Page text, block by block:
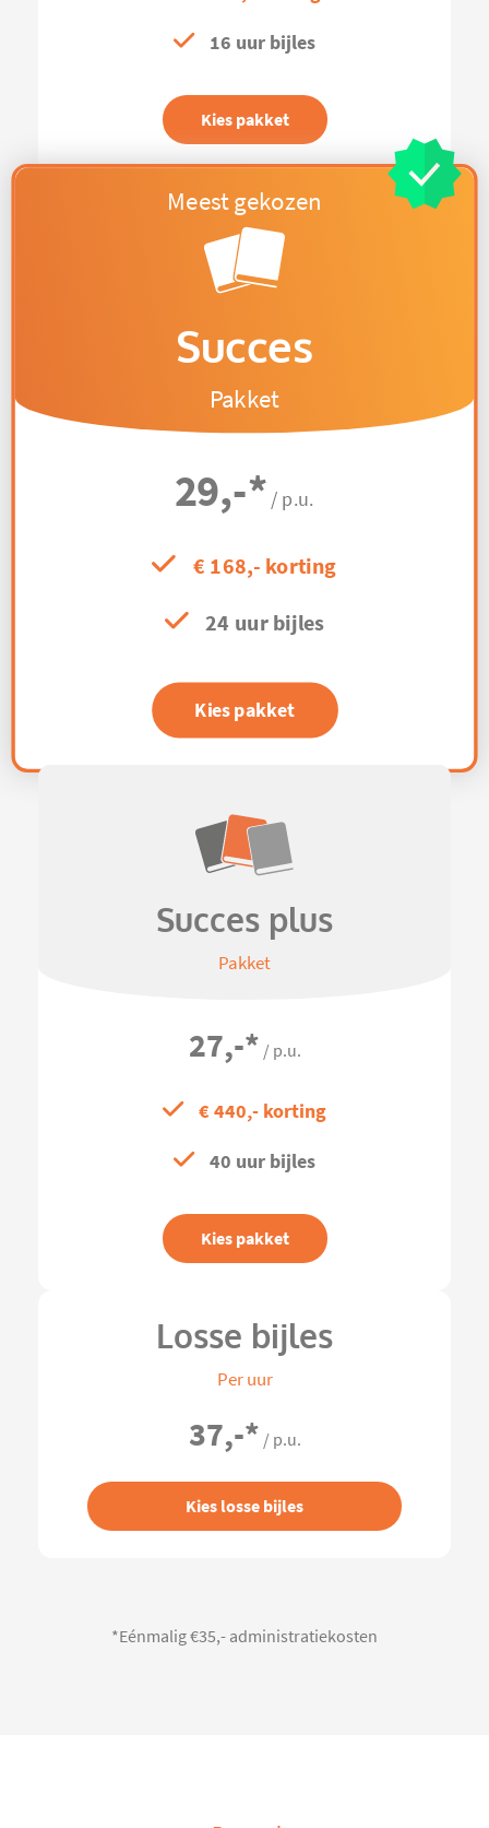
16 uur bijles
Kies pakket
Succes
Pakket
29,-* / p.u.
€ 168,- korting
24 uur bijles
Kies pakket
Succes plus
Pakket
27,-* / p.u.
€ 440,- korting
40 uur bijles
Kies pakket
Losse bijles
Per uur
37,-* / p.u.
Kies losse bijles
*Eénmalig €35,- administratiekosten